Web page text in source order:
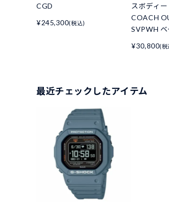
CGD
¥245,300(税込)
スボディ
COACH
SVPWH ベ
¥30,800(税
最近チェックしたアイテム